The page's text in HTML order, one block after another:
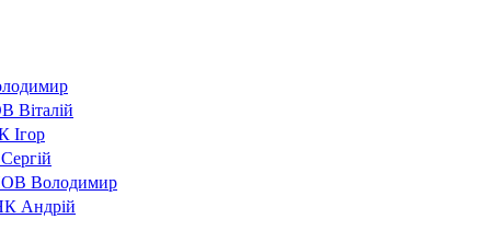
Віталій
Ігор
Володимир
Андрій